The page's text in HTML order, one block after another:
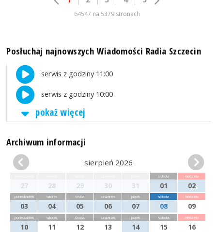
64547 na 5379 stronach
Posłuchaj najnowszych Wiadomości Radia Szczecin
serwis z godziny 11:00
serwis z godziny 10:00
pokaż więcej
Archiwum informacji
sierpień 2026
27 28 29 30 31
sobota
01
niedziela
02
poniedziałek
03
wtorek
04
środa
05
czwartek
06
piątek
07
sobota
08
niedziela
09
poniedziałek
10
wtorek
11
środa
12
czwartek
13
piątek
14
sobota
15
niedziela
16